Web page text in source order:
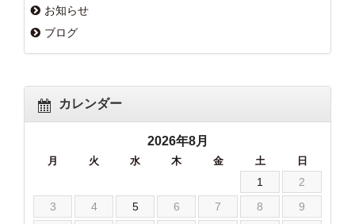
お知らせ
ブログ
カレンダー
2026年8月
月 火 水 木 金 土 日
1
2
3
4 5 6 7 8
9